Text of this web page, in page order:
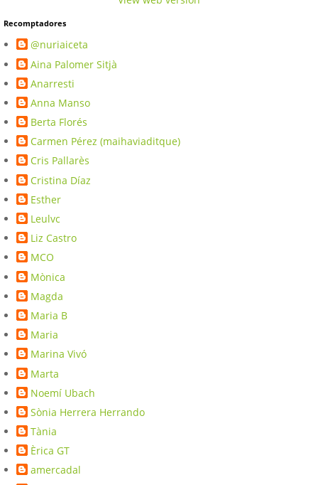
Recomptadores
@nuriaiceta
Aina Palomer Sitjà
Anarresti
Anna Manso
Berta Florés
Carmen Pérez (maihaviaditque)
Cris Pallarès
Cristina Díaz
Esther
Leulvc
Liz Castro
MCO
Mònica
Magda
Maria B
Maria
Marina Vivó
Marta
Noemí Ubach
Sònia Herrera Herrando
Tània
Èrica GT
amercadal